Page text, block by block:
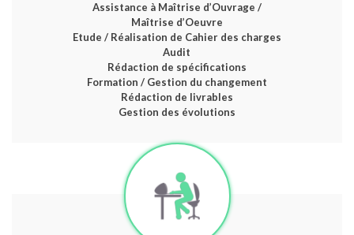
Assistance à Maîtrise d’Ouvrage /
Maîtrise d’Oeuvre
Etude / Réalisation de Cahier des charges
Audit
Rédaction de spécifications
Formation / Gestion du changement
Rédaction de livrables
Gestion des évolutions